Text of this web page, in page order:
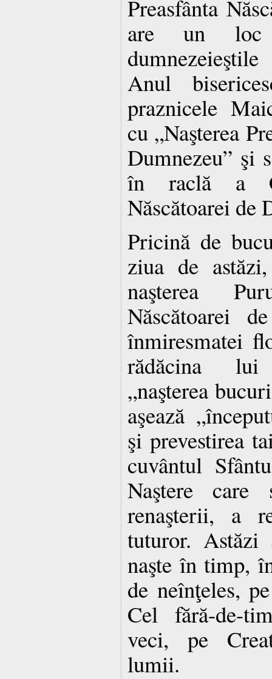
Preasfânta
are un loc
Anul
praznicele
cu „Naşterea
Dumnezeu” şi
în raclă a
Născătoarei de
Pricină de
ziua de
naşterea
Născătoarei
înmiresmatei
rădăcina lui
„naşterea
aşează
şi prevestirea
cuvântul
Naştere
renaşterii, a
tuturor. Astăzi
naşte în timp,
de neînţeles,
Cel fără-de-
veci, pe
lumii.